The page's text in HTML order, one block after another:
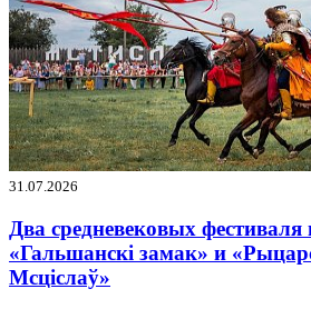
31.07.2026
Два средневековых фестиваля
«Гальшанскі замак» и
Мсціслаў»